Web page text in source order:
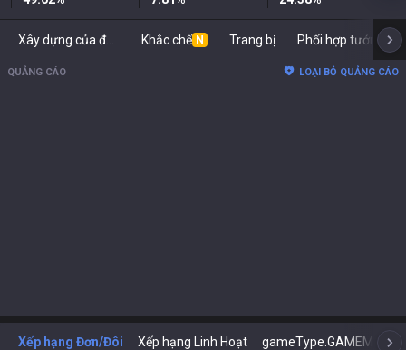
Khắc chế N Trang bị Phối hợp tướng
QUẢNG CÁO LOẠI BỎ QUẢNG CÁO
Xếp hạng Đơn/Đôi Xếp hạng Linh Hoạt